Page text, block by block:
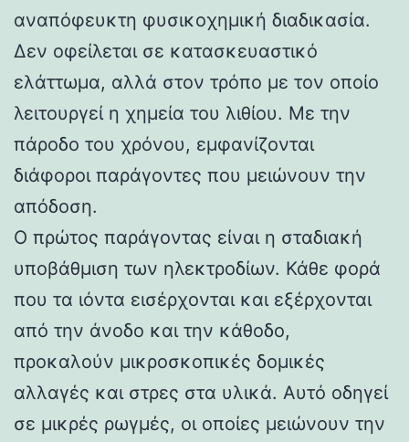
αναπόφευκτη φυσικοχημική διαδικασία.
Δεν οφείλεται σε κατασκευαστικό
ελάττωμα, αλλά στον τρόπο με τον οποίο
λειτουργεί η χημεία του λιθίου. Με την
πάροδο του χρόνου, εμφανίζονται
διάφοροι παράγοντες που μειώνουν την
απόδοση.
Ο πρώτος παράγοντας είναι η σταδιακή
υποβάθμιση των ηλεκτροδίων. Κάθε φορά
που τα ιόντα εισέρχονται και εξέρχονται
από την άνοδο και την κάθοδο,
προκαλούν μικροσκοπικές δομικές
αλλαγές και στρες στα υλικά. Αυτό οδηγεί
σε μικρές ρωγμές, οι οποίες μειώνουν την